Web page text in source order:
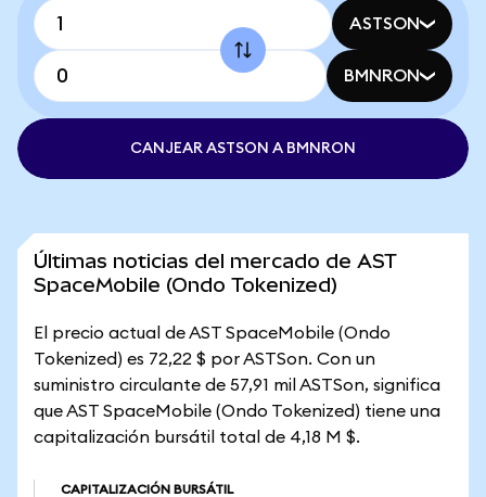
ASTSON
BMNRON
CANJEAR ASTSON A BMNRON
Últimas noticias del mercado de AST
SpaceMobile (Ondo Tokenized)
El precio actual de AST SpaceMobile (Ondo
Tokenized) es 72,22 $ por ASTSon. Con un
suministro circulante de 57,91 mil ASTSon, significa
que AST SpaceMobile (Ondo Tokenized) tiene una
capitalización bursátil total de 4,18 M $.
CAPITALIZACIÓN BURSÁTIL